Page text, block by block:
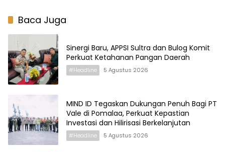
Baca Juga
Sinergi Baru, APPSI Sultra dan Bulog Komit
Perkuat Ketahanan Pangan Daerah
#Headline 5 Agustus 2026
MIND ID Tegaskan Dukungan Penuh Bagi PT
Vale di Pomalaa, Perkuat Kepastian
Investasi dan Hilirisasi Berkelanjutan
#Headline 5 Agustus 2026